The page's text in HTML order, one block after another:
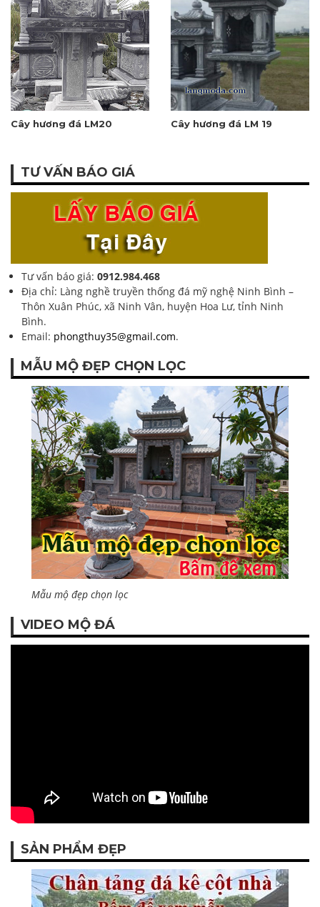
Cây hương đá LM20 Cây hương đá LM 19
TƯ VẤN BÁO GIÁ
Tư vấn báo giá: 0912.984.468
Địa chỉ: Làng nghề truyền thống đá mỹ nghệ Ninh Bình –
Thôn Xuân Phúc, xã Ninh Vân, huyện Hoa Lư, tỉnh Ninh
Bình.
Email: phongthuy35@gmail.com.
MẪU MỘ ĐẸP CHỌN LỌC
Mẫu mộ đẹp chọn lọc
VIDEO MỘ ĐÁ
SẢN PHẨM ĐẸP